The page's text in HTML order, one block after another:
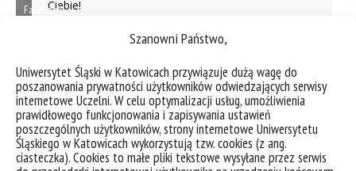
Szanowni Państwo,
Uniwersytet Śląski w Katowicach przywiązuje dużą wagę do
poszanowania prywatności użytkowników odwiedzających serwisy
internetowe Uczelni. W celu optymalizacji usług, umożliwienia
prawidłowego funkcjonowania i zapisywania ustawień
poszczególnych użytkowników, strony internetowe Uniwersytetu
Śląskiego w Katowicach wykorzystują tzw. cookies (z ang.
ciasteczka). Cookies to małe pliki tekstowe wysyłane przez serwis
Ciebie!
Karta kierunku - program studiów
Poznaj nas lepiej
Facebook
i
t
y
k
a